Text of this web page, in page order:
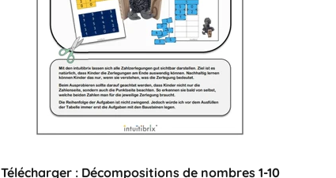
Télécharger : Décompositions de nombres 1-10